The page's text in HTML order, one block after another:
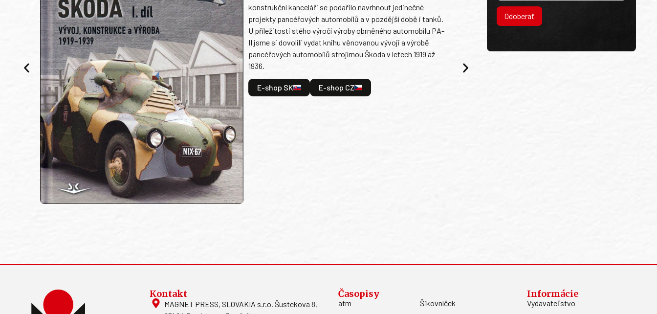
konstrukční kanceláři se podařilo navrhnout jedinečné
projekty pancéřových automobilů a v pozdější době i tanků.
U příležitosti stého výročí výroby obrněného automobilu PA-
II jsme si dovolili vydat knihu věnovanou vývoji a výrobě
pancéřových automobilů strojírnou Škoda v letech 1919 až
1936.
E-shop SK E-shop CZ
Odoberať
Kontakt
MAGNET PRESS, SLOVAKIA s.r.o. Šustekova 8,
Časopisy
atm
Šikovníček
Informácie
Vydavateľstvo